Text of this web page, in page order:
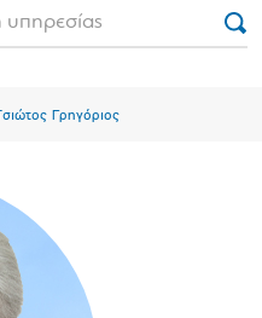
Τσιώτος Γρηγόριος